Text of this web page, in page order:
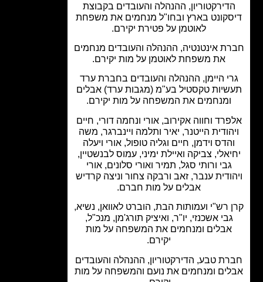
ההנהלה והעובדים בקבוצת
בארץ ובחו"ל מנחמים את משפחת
לאוטמן על פטירת יקירם.
אינטנטיה, ההנהלה והעובדים מנחמים
את משפחת לאוטמן על מות יקירם.
היימן, ההנהלה והעובדים בחברת ערד
טקסטיל בע"מ (מגבות ערד) אבלים
ומנחמים את המשפחה על מות יקירם.
וחווה אקירוב, אורי ונחמה דורי, חיים
הייטנר, יאיר ותלמה ויינברגר, משה
וידמן, חיים וגליה טופול, אורי ויעלה
צביקה ואיילת ימיני, עמוס לבנשטיין,
גבי ורותי סגל, תמיר ואורי סלונים, אורי
ענבר, זאב ורבקה צחור וניצה קרדיש
אבלים על מות חברם.
רש"י ועמותות הבת, הוברט לאוואן, נשיא,
גבי אשכנזי, יו"ר, ואיציק תורג'מן, מנכ"ל,
אבלים ומנחמים את המשפחה על מות
טבע, הדירקטוריון, ההנהלה והעובדים
ומנחמים את נועם והמשפחה על מות